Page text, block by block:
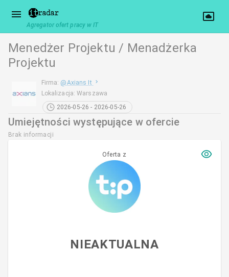
Agregator ofert pracy w IT
Menedżer Projektu / Menadżerka
Projektu
Firma: @Axians It
Lokalizacja:Warszawa
2026-05-26 - 2026-05-26
Umiejętności występujące w ofercie
Brak informacji
Oferta z
NIEAKTUALNA